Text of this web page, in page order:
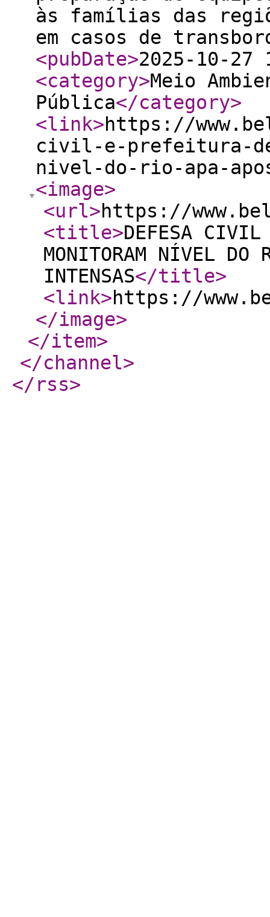
às famílias das
em casos de
<pubDate>2025-10-27
<category>Meio
Pública</category>
<link>https://
civil-e-prefeitura-
nivel-do-rio-apa-
<image>
<url>https://
<title>DEFESA CIVIL
MONITORAM NÍVEL DO
INTENSAS</title>
<link>https://
</image>
</item>
</channel>
</rss>